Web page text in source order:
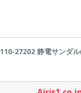
110-27202 静電サンダ